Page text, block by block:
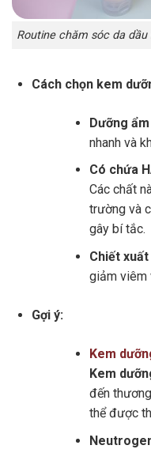
Routine chăm sóc da
Cách chọn kem
Dưỡng
nhanh và
Có chứa
Các chất
trường và
gây bí tắc.
Chiết
giảm viêm
Gợi ý:
Kem
Kem
đến
thể được